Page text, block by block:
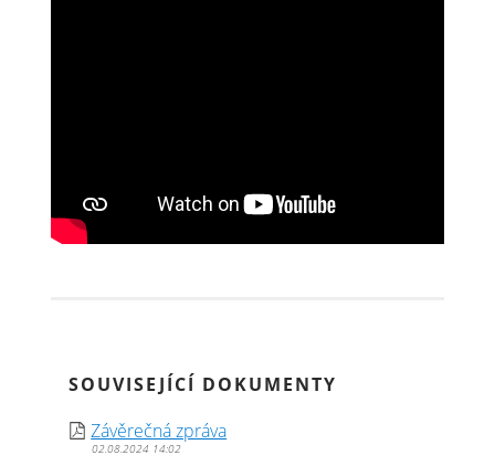
SOUVISEJÍCÍ DOKUMENTY
Závěrečná zpráva
02.08.2024 14:02